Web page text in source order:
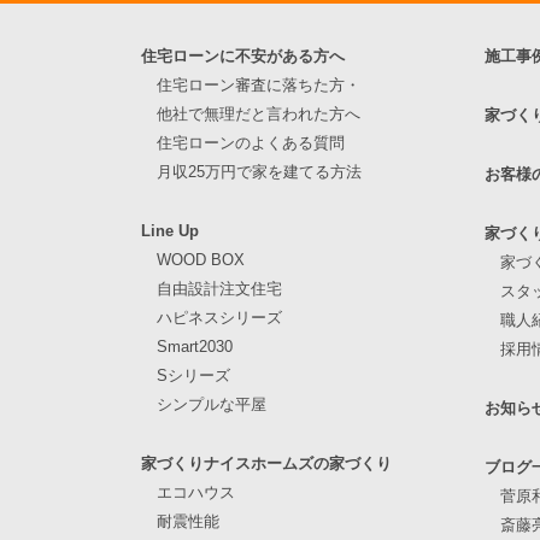
住宅ローンに不安がある方へ
住宅ローン審査に落ちた方・
他社で無理だと言われた方へ
住宅ローンのよくある質問
月収25万円で家を建てる方法
Line Up
WOOD BOX
自由設計注文住宅
ハピネスシリーズ
Smart2030
Sシリーズ
シンプルな平屋
家づくりナイスホームズの家づくり
エコハウス
耐震性能
施工事
家づく
お客様
家づく
家づ
スタ
職人
採用
お知ら
ブログ
菅原
斎藤